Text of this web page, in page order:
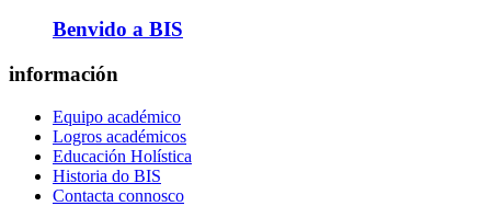
Benvido a BIS
información
Equipo académico
Logros académicos
Educación Holística
Historia do BIS
Contacta connosco